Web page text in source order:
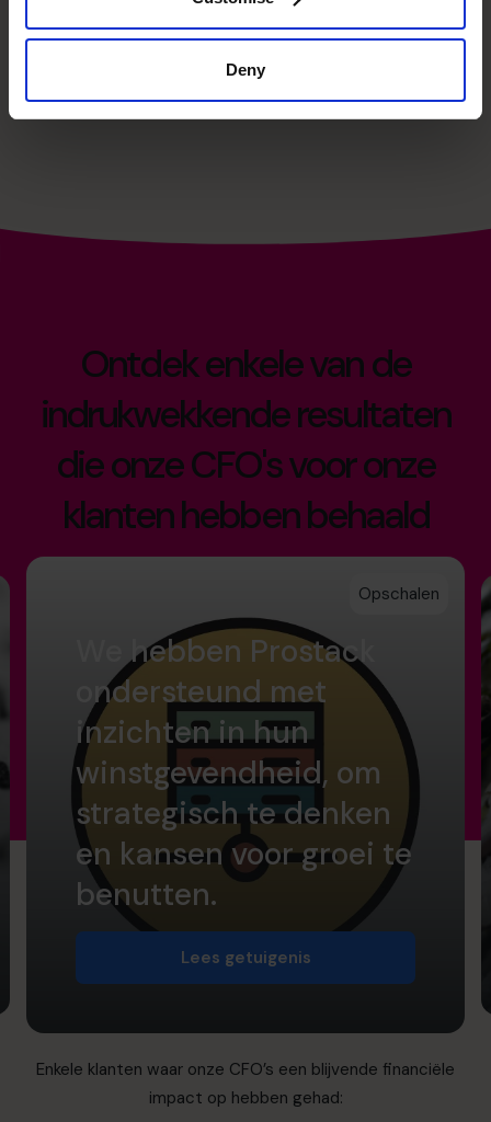
Deny
Ontdek enkele van de
indrukwekkende resultaten
die onze CFO's voor onze
klanten hebben behaald
Opschalen
We hebben Prostack
ondersteund met
inzichten in hun
winstgevendheid, om
strategisch te denken
en kansen voor groei te
benutten.
Lees getuigenis
Enkele klanten waar onze CFO’s een blijvende financiële
impact op hebben gehad: